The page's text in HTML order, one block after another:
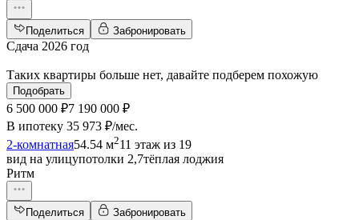
Поделиться Забронировать
Сдача 2026 год
Таких квартиры больше нет, давайте подберем похожую
Подобрать
6 500 000 ₽7 190 000 ₽
В ипотеку 35 973 ₽/мес.
2-комнатная54.54 м211 этаж из 19
вид на улицупотолки 2,7тёплая лоджия
Ритм
Поделиться Забронировать